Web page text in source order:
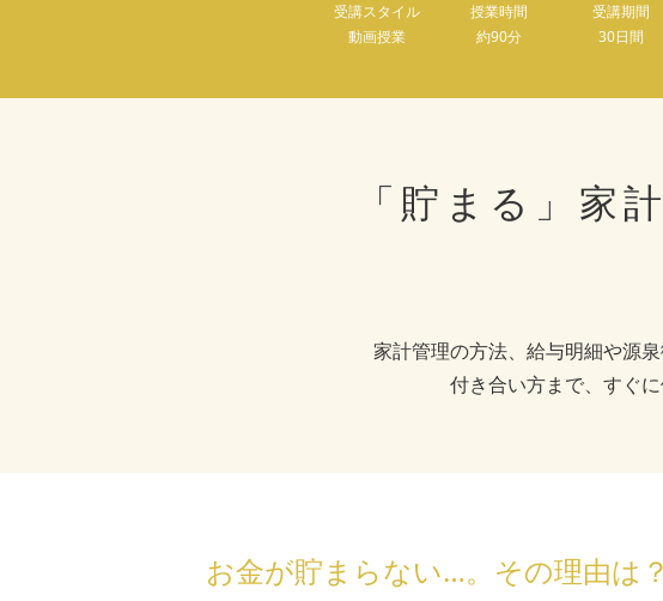
受講スタイル
動画授業
授業時間
約90分
受講期間
30日間
「貯まる」家
家計管理の方法、給与明細や源
付き合い方まで、すぐ
お金が貯まらない…。その理由は？